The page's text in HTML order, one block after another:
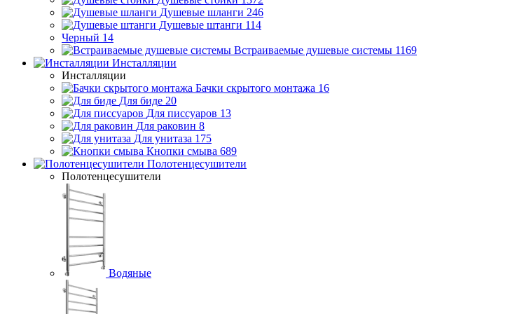
Душевые шланги 246
Душевые штанги 114
Черный 14
Встраиваемые душевые системы 1169
Инсталляции
Инсталляции
Бачки скрытого монтажа 16
Для биде 20
Для писсуаров 13
Для раковин 8
Для унитаза 175
Кнопки смыва 689
Полотенцесушители
Полотенцесушители
Водяные